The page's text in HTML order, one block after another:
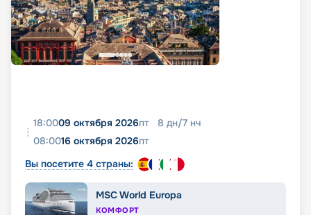
18:0009 октября 2026пт 8 дн/7 нч
08:0016 октября 2026пт
Вы посетите 4 страны:
MSC World Europa
КОМФОРТ